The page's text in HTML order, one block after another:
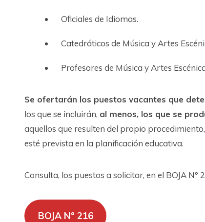
Oficiales de Idiomas.
Catedráticos de Música y Artes
Profesores de Música y Artes
Se ofertarán los puestos vacantes que
los que se incluirán, al menos, los que se
aquellos que resulten del propio
esté prevista en la planificación educativa.
Consulta, los puestos a solicitar, en el BOJA Nº
BOJA Nº 216